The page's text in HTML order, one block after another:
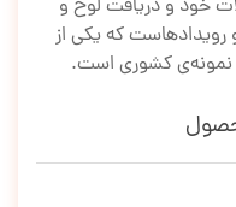
خود و دریافت لوح و
رویدادهاست که یکی از
نمونه‌ی کشوری است.